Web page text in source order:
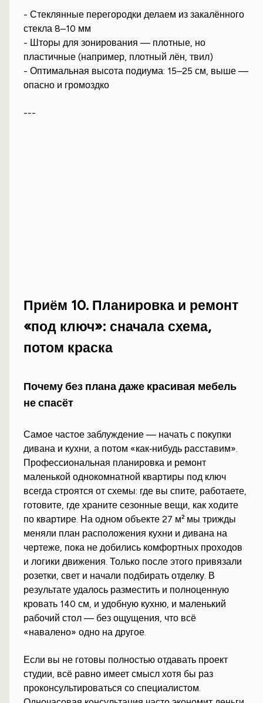
- Стеклянные перегородки делаем из закалённого
стекла 8–10 мм
- Шторы для зонирования — плотные, но
пластичные (например, плотный лён, твил)
- Оптимальная высота подиума: 15–25 см, выше —
опасно и громоздко
---
Приём 10. Планировка и ремонт
«под ключ»: сначала схема,
потом краска
Почему без плана даже красивая мебель
не спасёт
Самое частое заблуждение — начать с покупки
дивана и кухни, а потом «как‑нибудь расставим».
Профессиональная планировка и ремонт
маленькой однокомнатной квартиры под ключ
всегда строятся от схемы: где вы спите, работаете,
готовите, где храните сезонные вещи, как ходите
по квартире. На одном объекте 27 м² мы трижды
меняли план расположения кухни и дивана на
чертеже, пока не добились комфортных проходов
и логики движения. Только после этого привязали
розетки, свет и начали подбирать отделку. В
результате удалось разместить и полноценную
кровать 140 см, и удобную кухню, и маленький
рабочий стол — без ощущения, что всё
«навалено» одно на другое.
Если вы не готовы полностью отдавать проект
студии, всё равно имеет смысл хотя бы раз
проконсультироваться со специалистом.